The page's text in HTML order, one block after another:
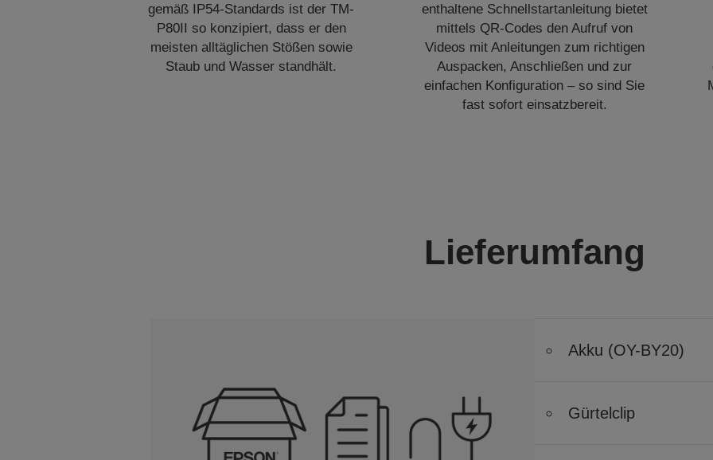
gemäß IP54-Standards ist der TM-
P80II so konzipiert, dass er den
meisten alltäglichen Stößen sowie
Staub und Wasser standhält.
enthaltene Schnellstartanleitung bietet
mittels QR-Codes den Aufruf von
Videos mit Anleitungen zum richtigen
Auspacken, Anschließen und zur
einfachen Konfiguration – so sind Sie
fast sofort einsatzbereit.
Lieferumfang
Akku (OY-BY20)
Gürtelclip